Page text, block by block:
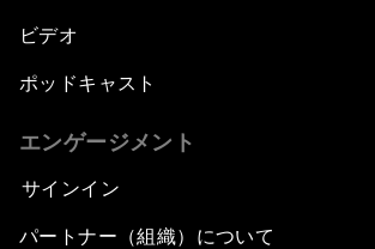
ビデオ
ポッドキャスト
エンゲージメント
サインイン
パートナー（組織）について